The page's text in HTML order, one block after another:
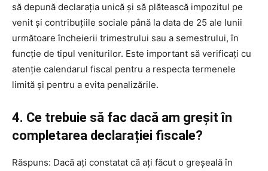
să depună declarația unică și să plătească impozitul pe
venit și contribuțiile sociale până la data de 25 ale lunii
următoare încheierii trimestrului sau a semestrului, în
funcție de tipul veniturilor. Este important să verificați cu
atenție calendarul fiscal pentru a respecta termenele
limită și pentru a evita penalizările.
4. Ce trebuie să fac dacă am greșit în
completarea declarației fiscale?
Răspuns: Dacă ați constatat că ați făcut o greșeală în